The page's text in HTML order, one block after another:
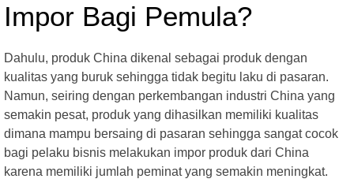
Impor Bagi Pemula?
Dahulu, produk China dikenal sebagai produk dengan
kualitas yang buruk sehingga tidak begitu laku di pasaran.
Namun, seiring dengan perkembangan industri China yang
semakin pesat, produk yang dihasilkan memiliki kualitas
dimana mampu bersaing di pasaran sehingga sangat cocok
bagi pelaku bisnis melakukan impor produk dari China
karena memiliki jumlah peminat yang semakin meningkat.